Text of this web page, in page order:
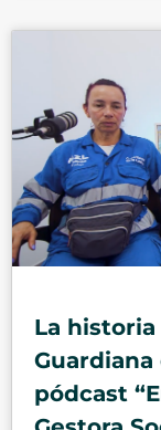
La
Guardiana
pódcast